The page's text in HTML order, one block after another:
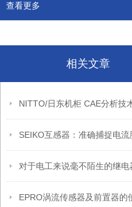
查看更多
相关文章
EPRO涡流传感器及前置器的